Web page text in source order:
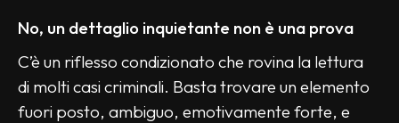
No, un dettaglio inquietante non è una prova
C’è un riflesso condizionato che rovina la lettura
di molti casi criminali. Basta trovare un elemento
fuori posto, ambiguo, emotivamente forte, e